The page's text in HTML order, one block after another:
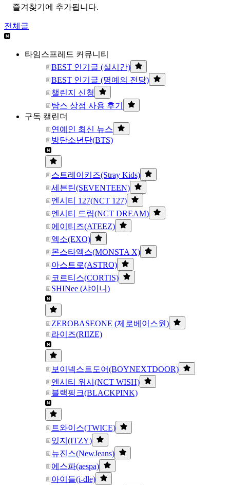
즐겨찾기에 추가됩니다.
전체글
타임스프레드 커뮤니티
BEST 인기글 (실시간)
BEST 인기글 (명예의 전당)
챌린지 신청
탐스 상점 사용 후기
구독 캘린더
연예인 최신 뉴스
방탄소년단(BTS)
스트레이키즈(Stray Kids)
세븐틴(SEVENTEEN)
엔시티 127(NCT 127)
엔시티 드림(NCT DREAM)
에이티즈(ATEEZ)
엑소(EXO)
몬스타엑스(MONSTA X)
아스트로(ASTRO)
코르티스(CORTIS)
SHINee (샤이니)
ZEROBASEONE (제로베이스원)
라이즈(RIIZE)
보이넥스트도어(BOYNEXTDOOR)
엔시티 위시(NCT WISH)
블랙핑크(BLACKPINK)
트와이스(TWICE)
있지(ITZY)
뉴진스(NewJeans)
에스파(aespa)
아이들(i-dle)